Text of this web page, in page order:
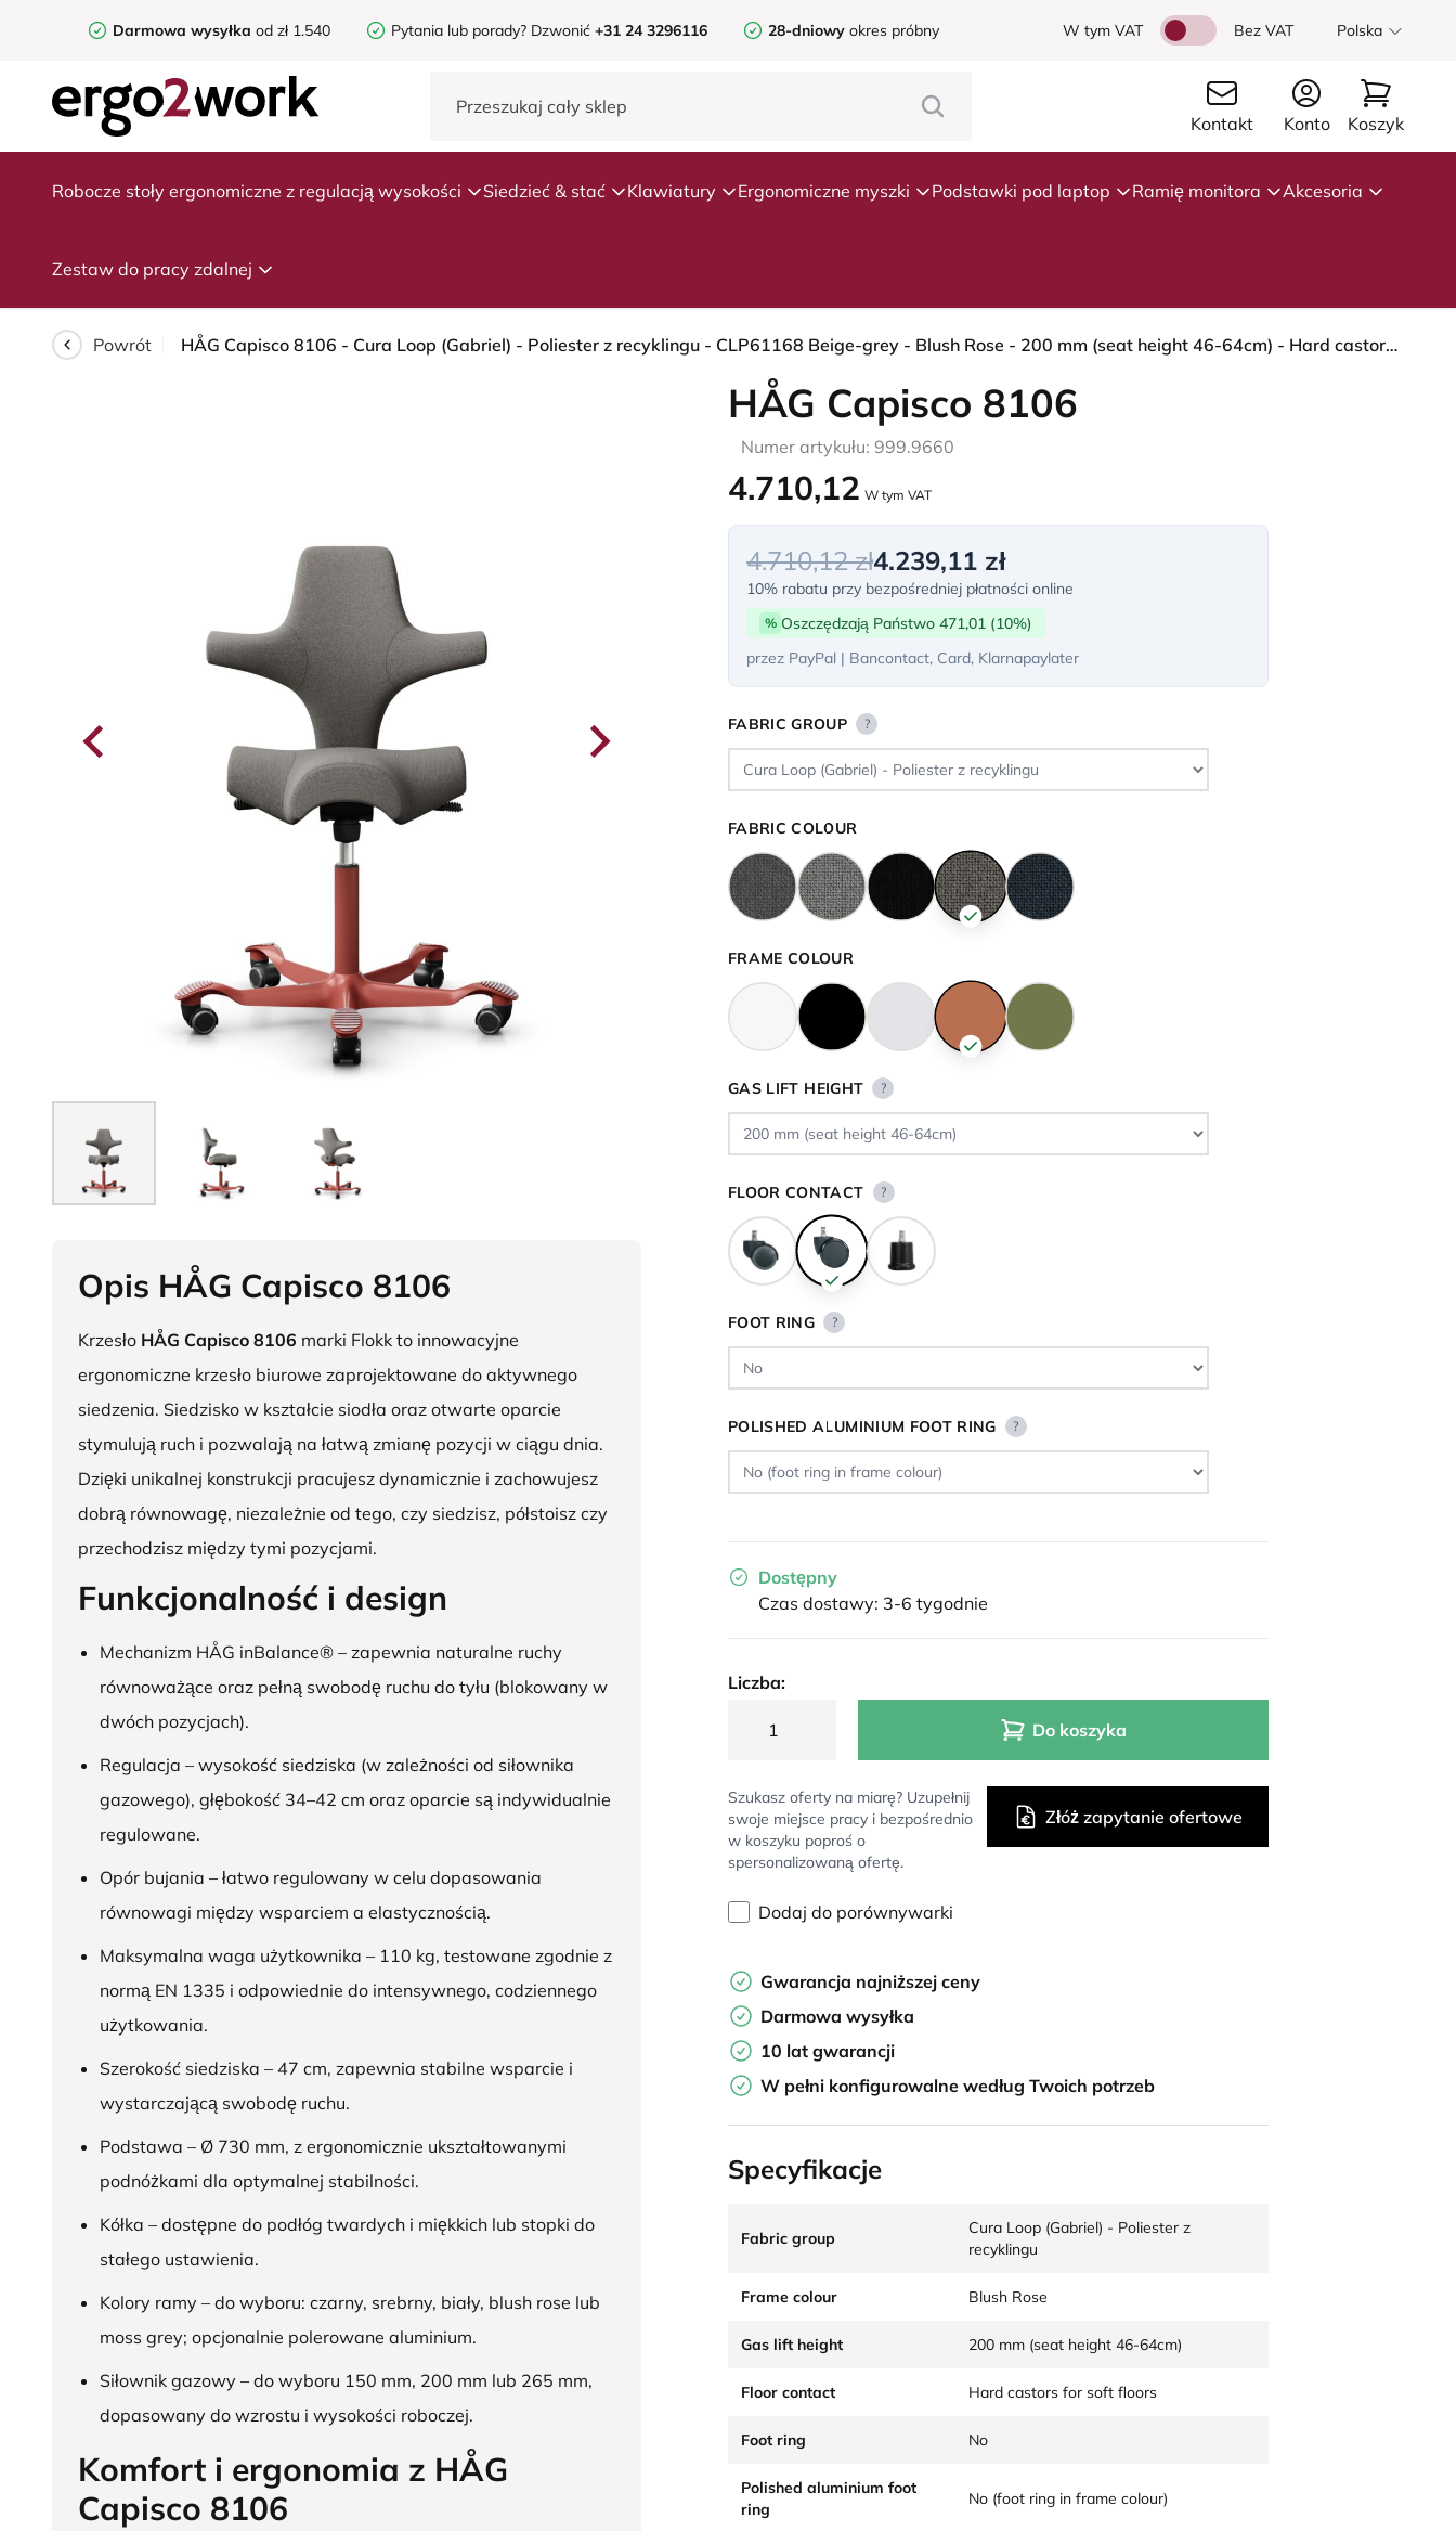
Darmowa wysyłka od zł 1.540 Pytania lub porady? Dzwonić +31 24 3296116 28-dniowy okres próbny W tym VAT Bez VAT Polska
Kontakt Konto Koszyk
Robocze stoły ergonomiczne z regulacją wysokości Siedzieć & stać Klawiatury Ergonomiczne myszki Podstawki pod laptop Ramię monitora Akcesoria
Zestaw do pracy zdalnej
Powrót HÅG Capisco 8106 - Cura Loop (Gabriel) - Poliester z recyklingu - CLP61168 Beige-grey - Blush Rose - 200 mm (seat height 46-64cm) - Hard castors for soft floors
Opis HÅG Capisco 8106
Krzesło HÅG Capisco 8106 marki Flokk to innowacyjne
ergonomiczne krzesło biurowe zaprojektowane do aktywnego
siedzenia. Siedzisko w kształcie siodła oraz otwarte oparcie
stymulują ruch i pozwalają na łatwą zmianę pozycji w ciągu dnia.
Dzięki unikalnej konstrukcji pracujesz dynamicznie i zachowujesz
dobrą równowagę, niezależnie od tego, czy siedzisz, półstoisz czy
przechodzisz między tymi pozycjami.
Funkcjonalność i design
Mechanizm HÅG inBalance® – zapewnia naturalne ruchy
równoważące oraz pełną swobodę ruchu do tyłu (blokowany w
dwóch pozycjach).
Regulacja – wysokość siedziska (w zależności od siłownika
gazowego), głębokość 34–42 cm oraz oparcie są indywidualnie
regulowane.
Opór bujania – łatwo regulowany w celu dopasowania
równowagi między wsparciem a elastycznością.
Maksymalna waga użytkownika – 110 kg, testowane zgodnie z
normą EN 1335 i odpowiednie do intensywnego, codziennego
użytkowania.
Szerokość siedziska – 47 cm, zapewnia stabilne wsparcie i
wystarczającą swobodę ruchu.
Podstawa – Ø 730 mm, z ergonomicznie ukształtowanymi
podnóżkami dla optymalnej stabilności.
Kółka – dostępne do podłóg twardych i miękkich lub stopki do
stałego ustawienia.
Kolory ramy – do wyboru: czarny, srebrny, biały, blush rose lub
moss grey; opcjonalnie polerowane aluminium.
Siłownik gazowy – do wyboru 150 mm, 200 mm lub 265 mm,
dopasowany do wzrostu i wysokości roboczej.
Komfort i ergonomia z HÅG
Capisco 8106
HÅG Capisco 8106
Numer artykułu: 999.9660
4.710,12 W tym VAT
4.710,12 zł4.239,11 zł
10% rabatu przy bezpośredniej płatności online
% Oszczędzają Państwo 471,01 (10%)
przez PayPal | Bancontact, Card, Klarnapaylater
FABRIC GROUP ?
FABRIC COLOUR
FRAME COLOUR
GAS LIFT HEIGHT ?
FLOOR CONTACT ?
FOOT RING ?
POLISHED ALUMINIUM FOOT RING ?
Dostępny
Czas dostawy: 3-6 tygodnie
Liczba:
Do koszyka
Szukasz oferty na miarę? Uzupełnij
swoje miejsce pracy i bezpośrednio
w koszyku poproś o
spersonalizowaną ofertę.
Złóż zapytanie ofertowe
Dodaj do porównywarki
Gwarancja najniższej ceny
Darmowa wysyłka
10 lat gwarancji
W pełni konfigurowalne według Twoich potrzeb
Specyfikacje
Fabric group
Cura Loop (Gabriel) - Poliester z
recyklingu
Frame colour Blush Rose
Gas lift height 200 mm (seat height 46-64cm)
Floor contact Hard castors for soft floors
Foot ring No
Polished aluminium foot
ring
No (foot ring in frame colour)